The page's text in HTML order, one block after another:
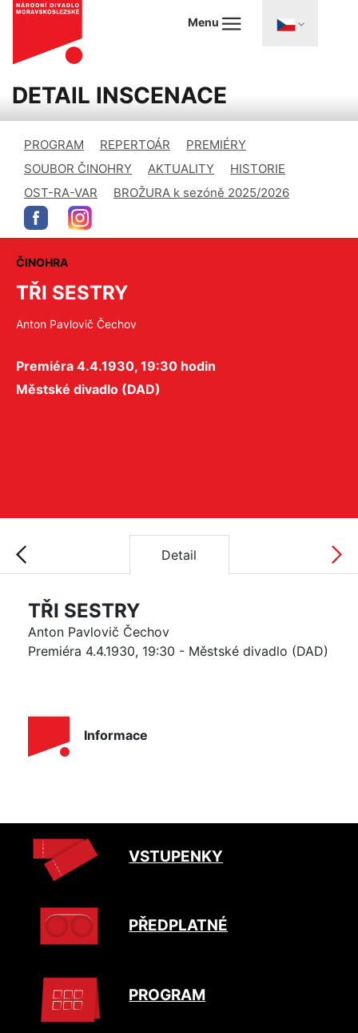
Menu
DETAIL INSCENACE
PROGRAM REPERTOÁR
PREMIÉRY
SOUBOR ČINOHRY
AKTUALITY
HISTORIE
OST-RA-VAR
BROŽURA k sezóně 2025/2026
ČINOHRA
TŘI SESTRY
Anton Pavlovič Čechov
Premiéra 4.4.1930, 19:30 hodin
Městské divadlo (DAD)
Detail
TŘI SESTRY
Anton Pavlovič Čechov
Premiéra 4.4.1930, 19:30 - Městské divadlo (DAD)
Informace
VSTUPENKY
PŘEDPLATNÉ
PROGRAM